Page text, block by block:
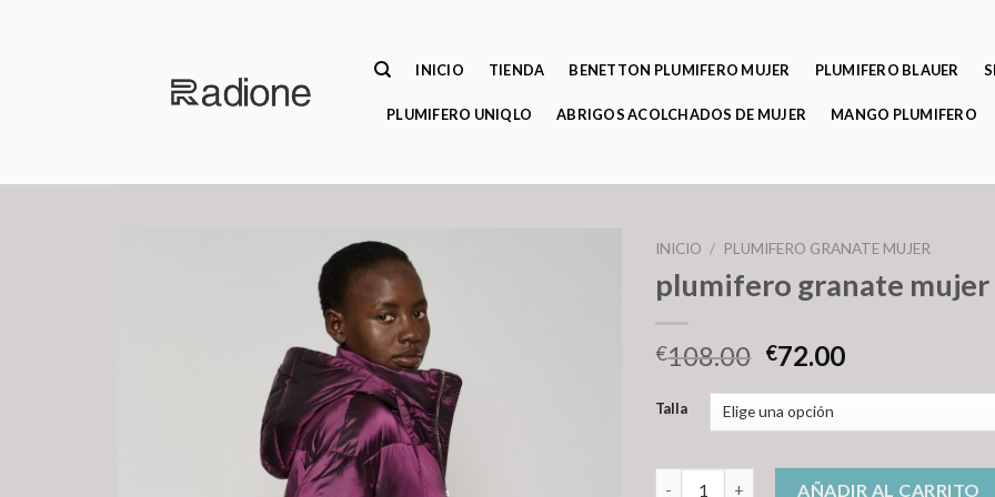
INICIO TIENDA BENETTON PLUMIFERO MUJER PLUMIFERO BLAUER
PLUMIFERO UNIQLO ABRIGOS ACOLCHADOS DE MUJER MANGO PLUMIFERO
INICIO / PLUMIFERO GRANATE MUJER
plumifero granate mujer
€108.00 €72.00
Talla
plumifero granate mujer cantidad
AÑADIR AL CARRITO